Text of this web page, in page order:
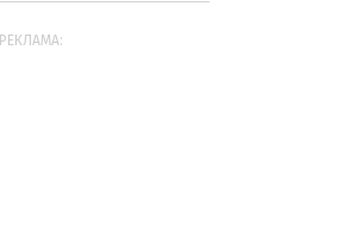
РЕКЛАМА: